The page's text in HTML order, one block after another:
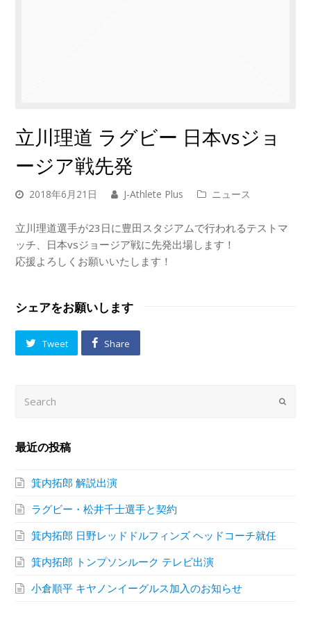
立川理道 ラグビー 日本vsジョ
ージア戦先発
2018年6月21日 J-Athlete Plus ニュース
立川理道選手が23日に豊田スタジアムで行われるテストマ
ッチ、日本vsジョージア戦に先発出場します！
応援よろしくお願いいたします！
シェアをお願いします
Tweet Share
Submit
最近の投稿
箕内拓郎 解説出演
ラグビー・松井千士選手と契約
箕内拓郎 日野レッドドルフィンズ ヘッドコーチ就任
箕内拓郎 トンプソンルーク テレビ出演
小倉順平 キヤノンイーグルス加入のお知らせ